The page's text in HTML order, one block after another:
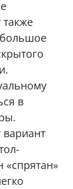
большое
в